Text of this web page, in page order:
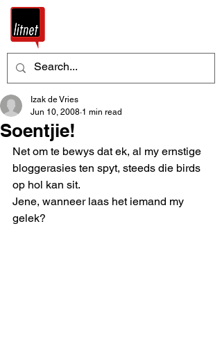
Soentjie!
Izak de Vries
Jun 10, 2008 1 min read
Net om te bewys dat ek, al my ernstige
bloggerasies ten spyt, steeds die birds
op hol kan sit.
Jene, wanneer laas het iemand my
gelek?